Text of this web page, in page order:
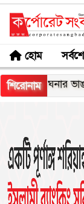
হোম
শিরোনাম
মেঘনার ভাঙনরোধে